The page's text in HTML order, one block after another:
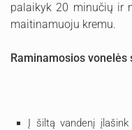
palaikyk 20 minučių ir
maitinamuoju kremu.
Raminamosios
Į šiltą vandenį